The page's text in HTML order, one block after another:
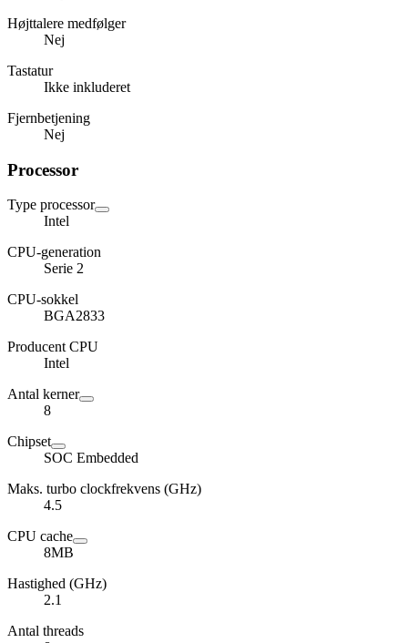
Højttalere medfølger
Nej
Tastatur
Ikke inkluderet
Fjernbetjening
Nej
Processor
Type processor
Intel
CPU-generation
Serie 2
CPU-sokkel
BGA2833
Producent CPU
Intel
Antal kerner
8
Chipset
SOC Embedded
Maks. turbo clockfrekvens (GHz)
4.5
CPU cache
8MB
Hastighed (GHz)
2.1
Antal threads